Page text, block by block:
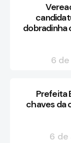
dobradinha
6
Prefeita
chaves da
6